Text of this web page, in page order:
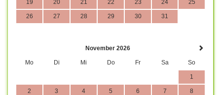
19 20 21 22 23 24 25
26 27 28 29 30 31
November 2026
Mo Di Mi Do Fr Sa So
1
2 3 4 5 6 7 8